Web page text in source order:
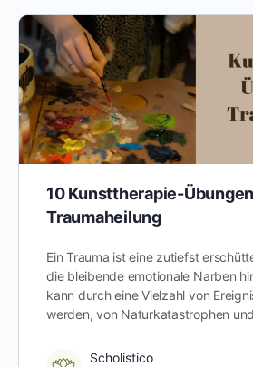
10 Kunsttherapie-
Traumaheilung
Ein Trauma ist eine zutiefst
die bleibende emotionale Narben
kann durch eine Vielzahl von
werden, von Naturkatastrophen
Scholistico